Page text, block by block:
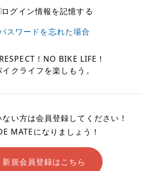
ログイン情報を記憶する
スワードを忘れた場合
！NO BIKE LIFE！
イクライフを楽しもう。
い方は会員登録してください！
MATEになりましょう！
新規会員登録はこちら